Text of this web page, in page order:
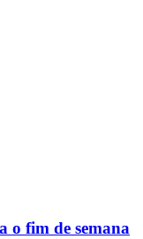
o fim de semana